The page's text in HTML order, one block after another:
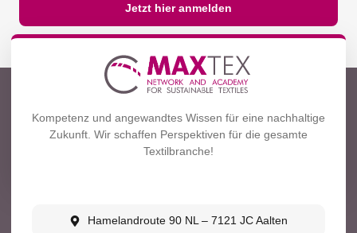
Jetzt hier anmelden
Kompetenz und angewandtes Wissen für eine nachhaltige
Zukunft. Wir schaffen Perspektiven für die gesamte
Textilbranche!
Hamelandroute 90 NL – 7121 JC Aalten